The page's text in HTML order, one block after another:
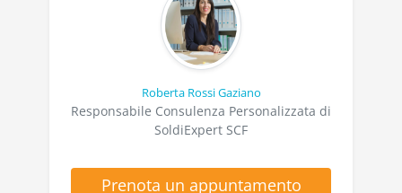
Roberta Rossi Gaziano
Responsabile Consulenza Personalizzata di
SoldiExpert SCF
Prenota un appuntamento